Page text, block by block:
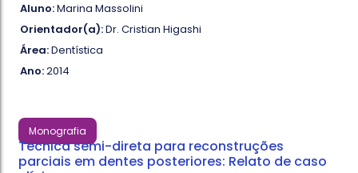
Aluno:Marina Massolini
Orientador(a):Dr. Cristian Higashi
Área:Dentística
Ano:2014
Monografia
Técnica semi-direta para reconstruções
parciais em dentes posteriores: Relato de caso